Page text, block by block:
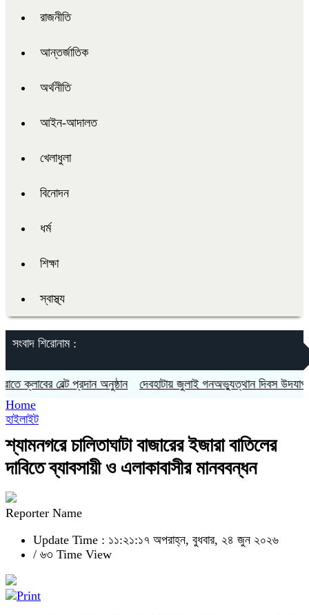
রাজনীতি
আন্তর্জাতিক
অর্থনীতি
আইন-আদালত
খেলাধুলা
বিনোদন
ধর্ম
শিক্ষা
স্বাস্থ্য
সংবাদ শিরোনাম :
বেল্ট প্রদান অনুষ্ঠান দেবহাটায় জুলাই গনঅভ্যুত্থান দিবস উদযাপন
Home
হাইলাইট
শ্যামনগরে চালিতাঘাটা বাজারের ইজারা বাতিলের
দাবিতে ব্যাবসায়ী ও এলাকাবাসীর মানববন্ধন
Reporter Name
Update Time : ১১:২১:১৭ অপরাহ্ন, বুধবার, ২৪ জুন ২০২৬
/ ৬৩ Time View